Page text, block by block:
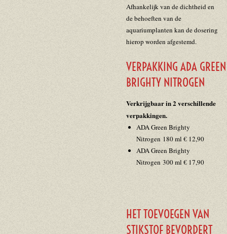
Afhankelijk van de dichtheid en
de behoeften van de
aquariumplanten kan de dosering
hierop worden afgestemd.
VERPAKKING ADA GREEN
BRIGHTY NITROGEN
Verkrijgbaar in 2 verschillende
verpakkingen.
ADA Green Brighty
Nitrogen 180 ml € 12,90
ADA Green Brighty
Nitrogen 300 ml € 17,90
HET TOEVOEGEN VAN
STIKSTOF BEVORDERT